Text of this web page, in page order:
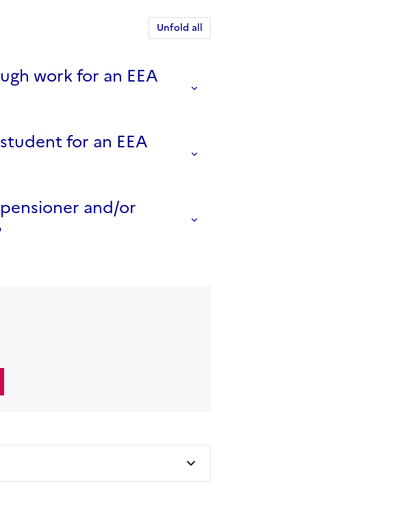
Unfold all
work for an EEA
for an EEA
and/or